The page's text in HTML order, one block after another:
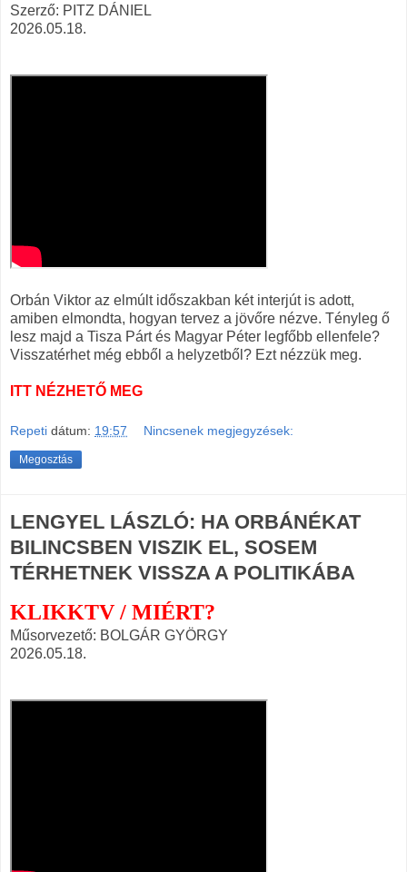
Szerző: PITZ DÁNIEL
2026.05.18.
Orbán Viktor az elmúlt időszakban két interjút is adott,
amiben elmondta, hogyan tervez a jövőre nézve. Tényleg ő
lesz majd a Tisza Párt és Magyar Péter legfőbb ellenfele?
Visszatérhet még ebből a helyzetből? Ezt nézzük meg.
ITT NÉZHETŐ MEG
Repeti dátum: 19:57 Nincsenek megjegyzések:
Megosztás
LENGYEL LÁSZLÓ: HA ORBÁNÉKAT
BILINCSBEN VISZIK EL, SOSEM
TÉRHETNEK VISSZA A POLITIKÁBA
KLIKKTV / MIÉRT?
Műsorvezető: BOLGÁR GYÖRGY
2026.05.18.